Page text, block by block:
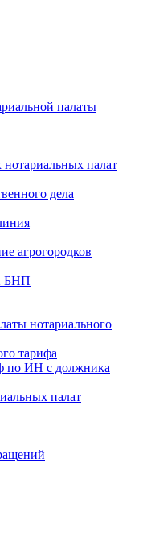
палаты
палат
дела
агрогородков
БНП
нотариального
тарифа
по ИН с должника
палат